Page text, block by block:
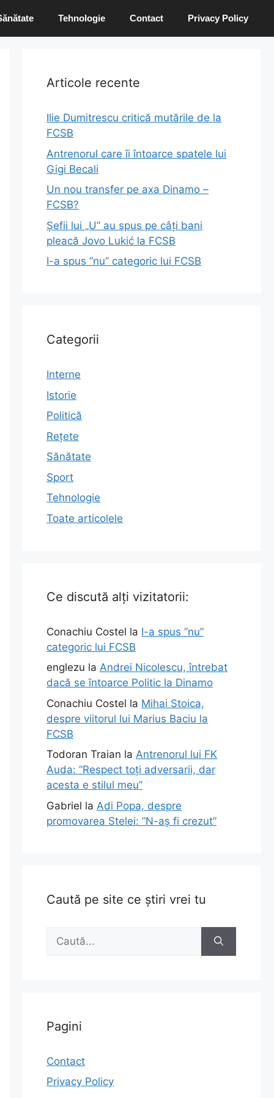
Tehnologie Contact Privacy Policy
Articole recente
Ilie Dumitrescu critică mutările de la
FCSB
Antrenorul care îi întoarce spatele lui
Gigi Becali
Un nou transfer pe axa Dinamo –
FCSB?
Șefii lui „U” au spus pe câți bani
pleacă Jovo Lukić la FCSB
I-a spus ”nu” categoric lui FCSB
Categorii
Interne
Istorie
Politică
Rețete
Sănătate
Sport
Tehnologie
Toate articolele
Ce discută alți vizitatorii:
Conachiu Costel la I-a spus ”nu”
categoric lui FCSB
englezu la Andrei Nicolescu, întrebat
dacă se întoarce Politic la Dinamo
Conachiu Costel la Mihai Stoica,
despre viitorul lui Marius Baciu la
FCSB
Todoran Traian la Antrenorul lui FK
Auda: ”Respect toți adversarii, dar
acesta e stilul meu”
Gabriel la Adi Popa, despre
promovarea Stelei: ”N-aș fi crezut”
Caută pe site ce știri vrei tu
după:
Pagini
Contact
Privacy Policy